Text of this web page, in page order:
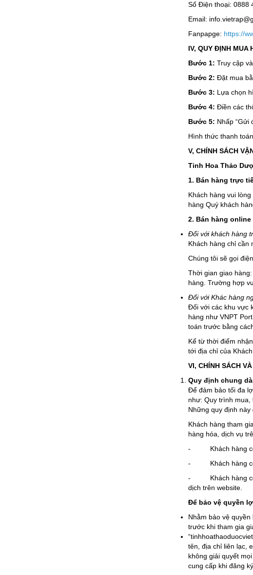
Số Điện thoại: 0888
Email:
Fanpapge: https://
IV, QUY ĐỊNH MUA
Bước 1: Truy cập
Bước 2: Đặt mua
Bước 3: Lựa chọn
Bước 4: Điền các
Bước 5: Nhấp “Gửi
Hình thức thanh
V, CHÍNH SÁCH
Tinh Hoa Thảo
1. Bán hàng trực
Khách hàng vui
hàng Quý khách
2. Bán hàng online
Đối với khách hàng
Khách hàng chỉ cần
Chúng tôi sẽ gọi
Thời gian giao
hàng. Trường hợp
Đối với Khác hàng
Đối với các khu vực
hàng như VNPT
toán trước bằng
Kể từ thời điểm
tới địa chỉ của
VI, CHÍNH SÁCH
Quy định chung
Để đảm bảo tối đa
như: Quy trình
Những quy định
Khách hàng tham
hàng hóa, dịch vụ
- Khách hàng có
- Khách hàng có
- Khách hàng có
dịch trên website.
Để bảo vệ quyền
Nhằm bảo vệ
trước khi tham gia
tên, địa chỉ liên lạc,
không giải quyết
cung cấp khi đăng